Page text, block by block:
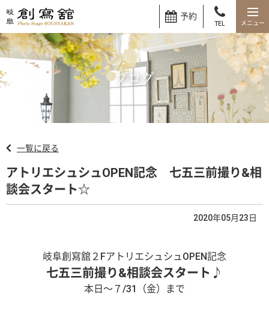
予約
TEL
ブログ
一覧に戻る
アトリエシュシュOPEN記念 七五三前撮り&相
談会スタート☆
2020年05月23日
岐阜創寫舘２FアトリエシュシュOPEN記念
七五三前撮り&相談会スタート♪
本日～７/31（金）まで